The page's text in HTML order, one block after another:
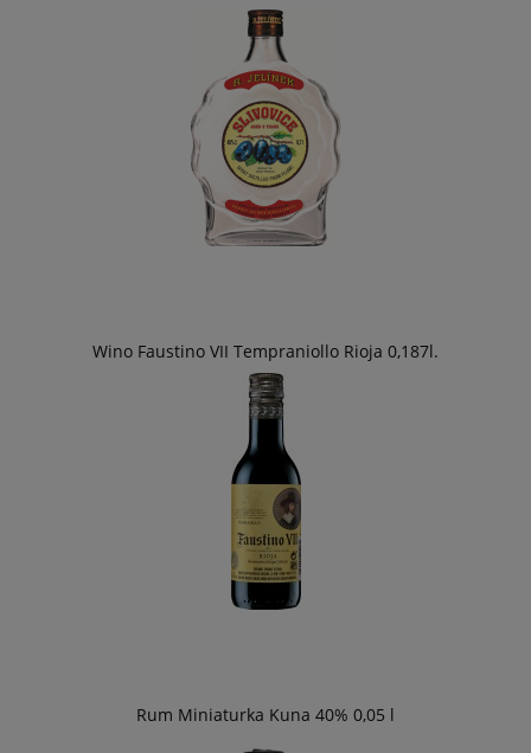
Wino Faustino VII Tempraniollo Rioja 0,187l.
Rum Miniaturka Kuna 40% 0,05 l